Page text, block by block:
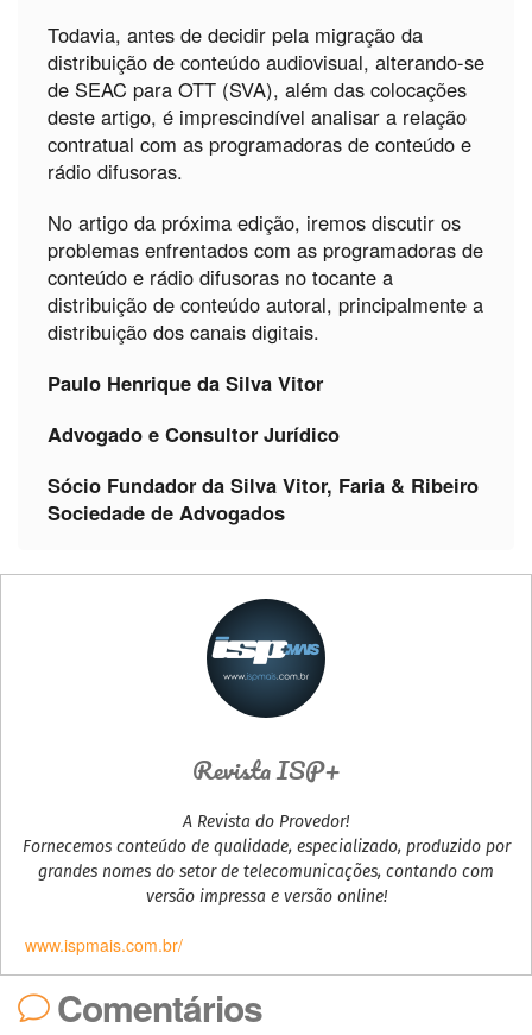
Todavia, antes de decidir pela migração da
distribuição de conteúdo audiovisual, alterando-se
de SEAC para OTT (SVA), além das colocações
deste artigo, é imprescindível analisar a relação
contratual com as programadoras de conteúdo e
rádio difusoras.
No artigo da próxima edição, iremos discutir os
problemas enfrentados com as programadoras de
conteúdo e rádio difusoras no tocante a
distribuição de conteúdo autoral, principalmente a
distribuição dos canais digitais.
Paulo Henrique da Silva Vitor
Advogado e Consultor Jurídico
Sócio Fundador da Silva Vitor, Faria & Ribeiro
Sociedade de Advogados
Revista ISP+
A Revista do Provedor!
Fornecemos conteúdo de qualidade, especializado, produzido por
grandes nomes do setor de telecomunicações, contando com
versão impressa e versão online!
www.ispmais.com.br/
Comentários